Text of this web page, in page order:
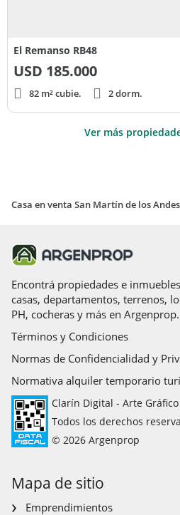
El Remanso RB48
USD 185.000
82 m² cubie. 2 dorm.
Ver más
Encontrá propiedades e
casas, departamentos, terrenos,
PH, cocheras y más en Argenprop.
Términos y Condiciones
Normas de Confidencialidad y
Normativa alquiler temporario
Clarín Digital - Arte
Todos los derechos
© 2026 Argenprop
Mapa de sitio
Emprendimientos